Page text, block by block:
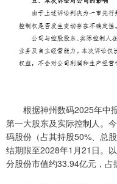
根据神州数码2025年中报
第一大股东及实际控制人。
码股份（占其持股50%、总
结期限至2028年1月21日。
分股份市值约33.94亿元，占